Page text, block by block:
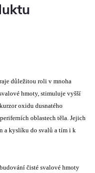
důležitou roli v mnoha
hmoty, stimuluje vyšší
oxidu dusnatého
oblastech těla. Jejich
a kyslíku do svalů a tím i k
čisté svalové hmoty